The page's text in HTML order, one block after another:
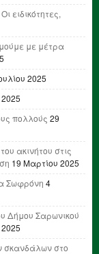
ειδικότητες,
με μέτρα
2025
πολλούς 29
ακινήτου στις
19 Μαρτίου 2025
Σωφρόνη 4
Δήμου Σαρωνικού
σκανδάλων στο